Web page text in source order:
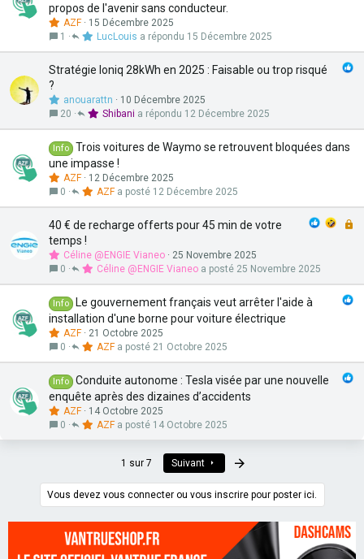
propos de l'avenir sans conducteur.
AZF
15 Décembre 2025
1
15 Décembre 2025
LucLouis
Stratégie Ioniq 28kWh en 2025 : Faisable ou trop risqué
?
anouarattn
10 Décembre 2025
20
12 Décembre 2025
Shibani
Info
Trois voitures de Waymo se retrouvent bloquées dans
une impasse !
AZF
12 Décembre 2025
0
12 Décembre 2025
AZF
40 € de recharge offerts pour 45 min de votre
temps !
Céline @ENGIE Vianeo
25 Novembre 2025
0
25 Novembre 2025
Céline @ENGIE Vianeo
Info
Le gouvernement français veut arrêter l'aide à
installation d'une borne pour voiture électrique
AZF
21 Octobre 2025
0
21 Octobre 2025
AZF
Info
Conduite autonome : Tesla visée par une nouvelle
enquête après des dizaines d’accidents
AZF
14 Octobre 2025
0
14 Octobre 2025
AZF
1 sur 7 Suivant
Vous devez vous connecter ou vous inscrire pour poster ici.